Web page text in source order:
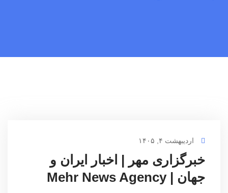
اردیبهشت ۴, ۱۴۰۵
خبرگزاری مهر | اخبار ایران و
جهان | Mehr News Agency